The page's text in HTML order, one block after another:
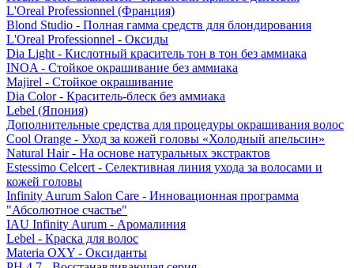
L'Oreal Professionnel (Франция)
Blond Studio - Полная гамма средств для блондирования
L'Oreal Professionnel - Оксиды
Dia Light - Кислотный краситель тон в тон без аммиака
INOA - Стойкое окрашивание без аммиака
Majirel - Стойкое окрашивание
Dia Color - Краситель-блеск без аммиака
Lebel (Япония)
Дополнительные средства для процедуры окрашивания волос
Cool Orange - Уход за кожей головы «Холодный апельсин»
Natural Hair - На основе натуральных экстрактов
Estessimo Celcert - Селективная линия ухода за волосами и
кожей головы
Infinity Aurum Salon Care - Инновационная программа
"Абсолютное счастье"
IAU Infinity Aurum - Аромалиния
Lebel - Краска для волос
Materia OXY - Оксиданты